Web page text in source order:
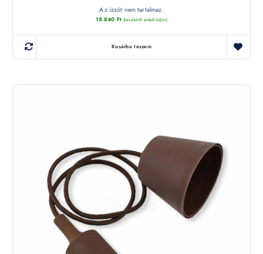
Az izzót nem tartalmaz.
15 840 Ft (készletről érdeklődjön)
Kosárba teszem